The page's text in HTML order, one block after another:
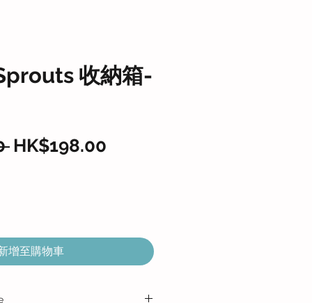
收納箱-
一
HK$198.00
增至購物車